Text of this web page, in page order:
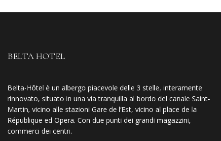
BELTA HOTEL
Belta-Hôtel è un albergo piacevole delle 3 stelle, interamente
rinnovato, situato in una via tranquilla al bordo del canale Saint-
Martin, vicino alle stazioni Gare de l’Est, vicino al place de la
République ed Opera. Con due punti dei grandi magazzini,
commerci dei centri.